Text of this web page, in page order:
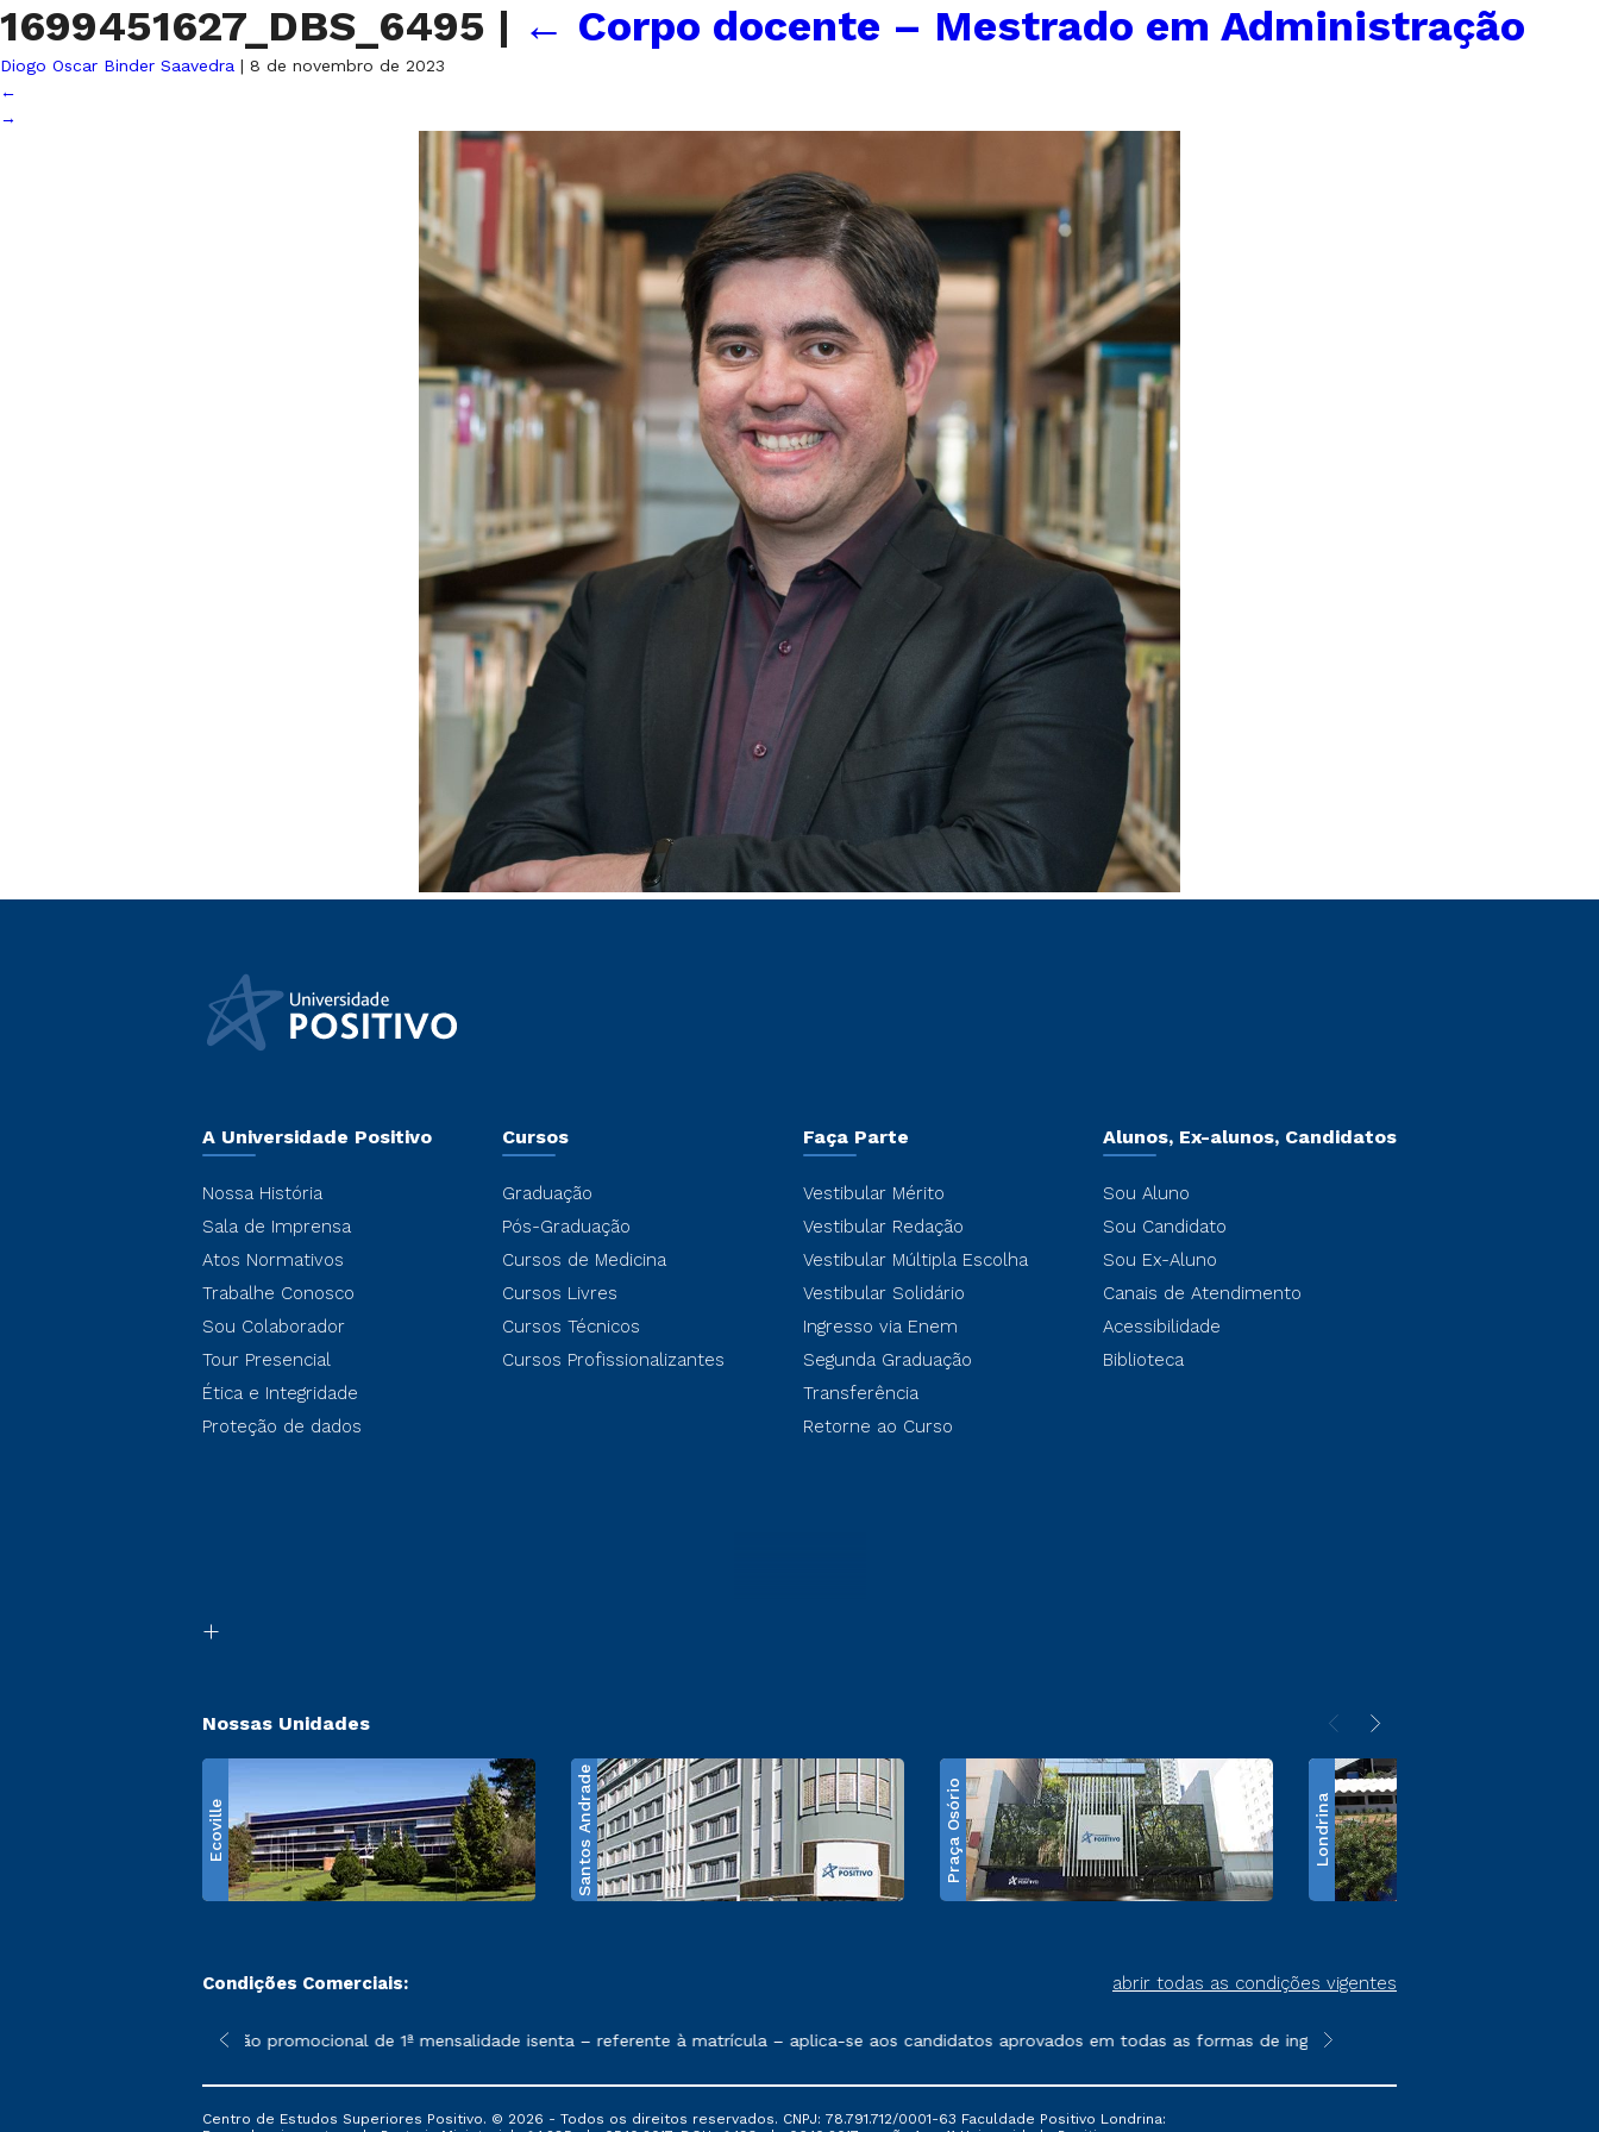
1699451627_DBS_6495 | ← Corpo docente – Mestrado em Administração
Diogo Oscar Binder Saavedra | 8 de novembro de 2023
←
→
A Universidade Positivo
Nossa História
Sala de Imprensa
Atos Normativos
Trabalhe Conosco
Sou Colaborador
Tour Presencial
Ética e Integridade
Proteção de dados
Cursos
Graduação
Pós-Graduação
Cursos de Medicina
Cursos Livres
Cursos Técnicos
Cursos Profissionalizantes
Faça Parte
Vestibular Mérito
Vestibular Redação
Vestibular Múltipla Escolha
Vestibular Solidário
Ingresso via Enem
Segunda Graduação
Transferência
Retorne ao Curso
Alunos, Ex-alunos, Candidatos
Sou Aluno
Sou Candidato
Sou Ex-Aluno
Canais de Atendimento
Acessibilidade
Biblioteca
Nossas Unidades
Ecoville Santos Andrade Praça Osório Londrina
Condições Comerciais: abrir todas as condições vigentes
sofrer alterações nos períodos de rematrícula conforme exposto no contrato de prestação de serviços
*A condição promocional de 1ª mensalidade isenta – referente à matrícula – aplica-se aos candidatos aprovados em todas as formas de ingresso, exceto na prova on-line ou
**Semipresencial é um formato do
Centro de Estudos Superiores Positivo. © 2026 - Todos os direitos reservados. CNPJ: 78.791.712/0001-63 Faculdade Positivo Londrina: